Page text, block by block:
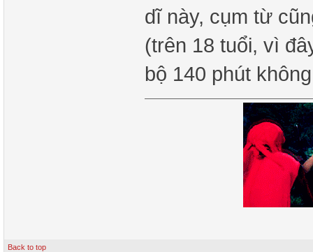
dĩ này, cụm từ
(trên 18 tuổi, vì
bộ 140 phút
Back to top